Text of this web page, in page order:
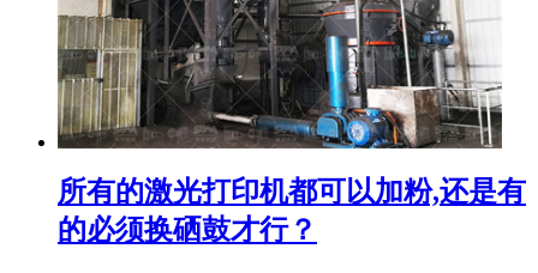
所有的激光打印机都可以加粉,还是有
的必须换硒鼓才行？